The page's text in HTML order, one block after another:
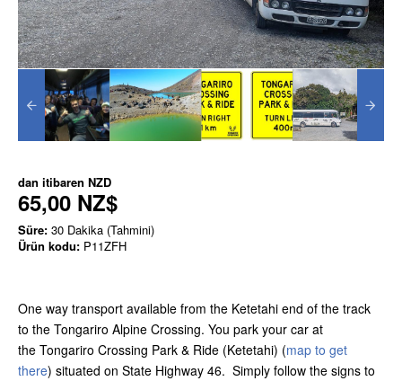
dan itibaren NZD
65,00 NZ$
Süre: 30 Dakika (Tahmini)
Ürün kodu: P11ZFH
One way transport available from the Ketetahi end of the track
to the Tongariro Alpine Crossing. You park your car at
the Tongariro Crossing Park & Ride (Ketetahi) (map to get
there) situated on State Highway 46. Simply follow the signs to